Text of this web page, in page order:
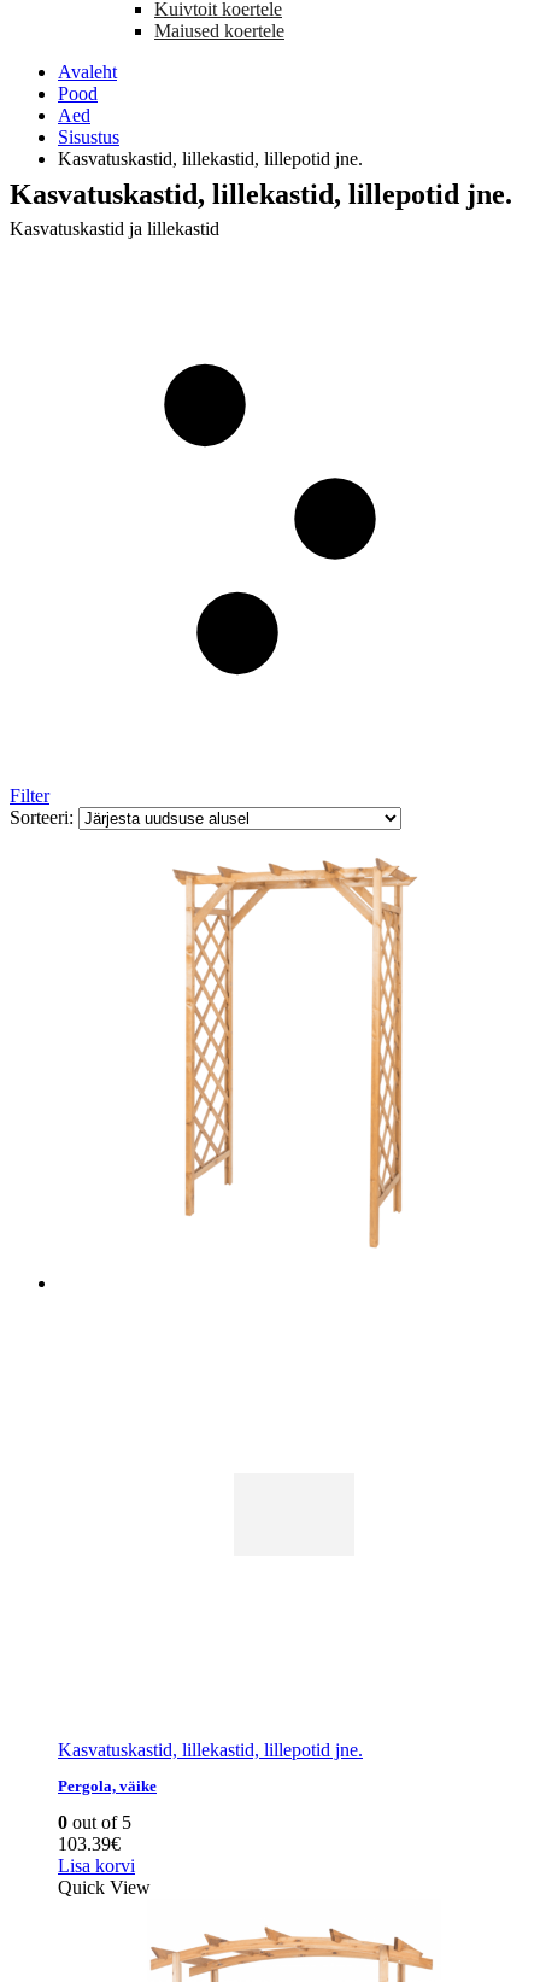
Kuivtoit koertele
Maiused koertele
Avaleht
Pood
Aed
Sisustus
Kasvatuskastid, lillekastid, lillepotid jne.
Kasvatuskastid, lillekastid, lillepotid jne.
Kasvatuskastid ja lillekastid
Filter
Sorteeri:
Kasvatuskastid, lillekastid, lillepotid jne.
Pergola, väike
0 out of 5
103.39€
Lisa korvi
Quick View